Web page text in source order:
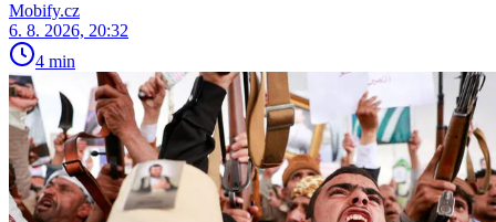
Mobify.cz
6. 8. 2026, 20:32
4 min